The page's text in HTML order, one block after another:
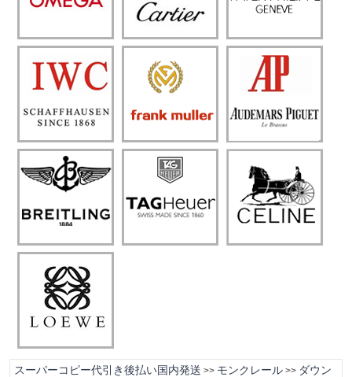
スーパーコピー代引き後払い国内発送 >> モンクレール>> ダウン